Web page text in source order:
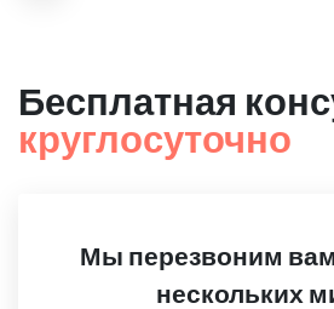
Бесплатная
круглосуточно
Мы перезвоним вам
нескольких